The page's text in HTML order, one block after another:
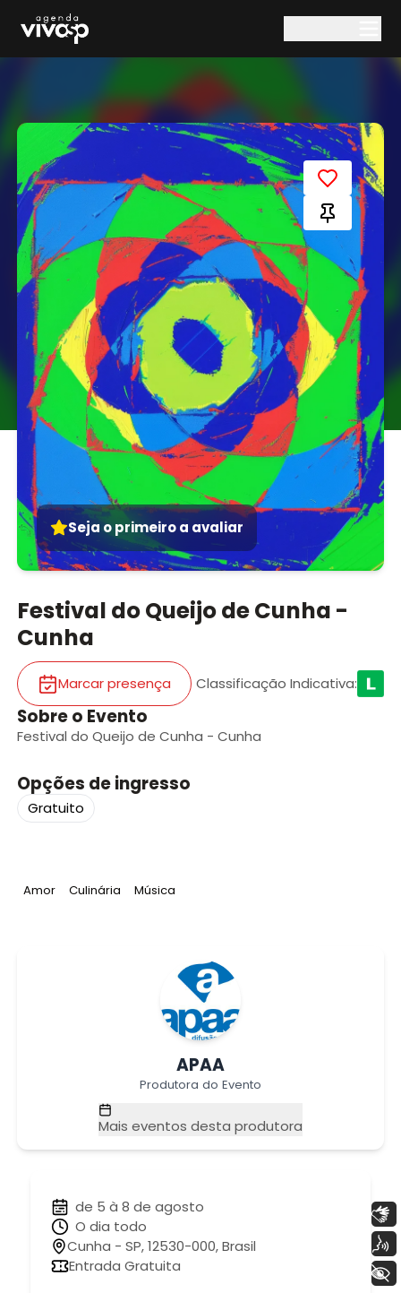
Seja o primeiro a avaliar
Festival do Queijo de Cunha -
Cunha
Marcar presença Classificação Indicativa:
Sobre o Evento
Festival do Queijo de Cunha - Cunha
Opções de ingresso
Gratuito
Tag:
Amor Tag:
Culinária Tag:
Música
APAA
Produtora do Evento
Mais eventos desta produtora
de 5 à 8 de agosto
O dia todo
Cunha - SP, 12530-000, Brasil
Entrada Gratuita